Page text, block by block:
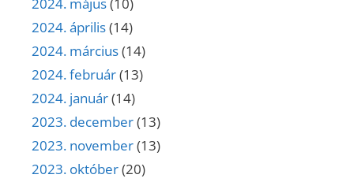
2024. április(14)
2024. március(14)
2024. február(13)
2024. január(14)
2023. december(13)
2023. november(13)
2023. október(20)